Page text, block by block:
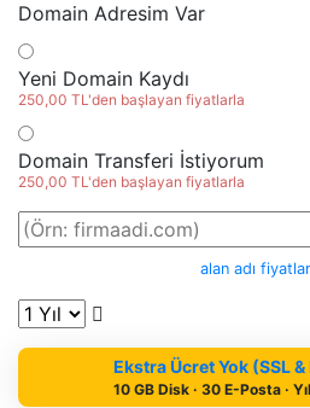
Domain Adresim Var
Yeni Domain Kaydı
250,00 TL'den başlayan fiyatlarla
Domain Transferi İstiyorum
250,00 TL'den başlayan fiyatlarla
alan adı
Ekstra Ücret Yok (SSL
10 GB Disk · 30 E-Posta ·